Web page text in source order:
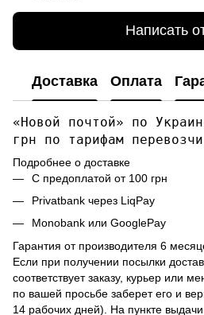
Написать
Доставка Оплата
«Новой почтой» по
грн по тарифам
Подробнее о доставке
С предоплатой от 100 грн
Privatbank через LiqPay
Monobank или GooglePay
Гарантия от производителя 6
Если при получении посылки
соответствует заказу, курьер или
по вашей просьбе заберет его и
14 рабочих дней). На пункте